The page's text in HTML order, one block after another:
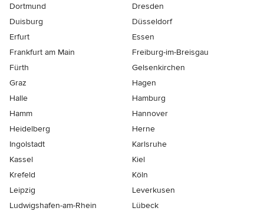
Dortmund
Dresden
Duisburg
Düsseldorf
Erfurt
Essen
Frankfurt am Main
Freiburg-im-Breisgau
Fürth
Gelsenkirchen
Graz
Hagen
Halle
Hamburg
Hamm
Hannover
Heidelberg
Herne
Ingolstadt
Karlsruhe
Kassel
Kiel
Krefeld
Köln
Leipzig
Leverkusen
Ludwigshafen-am-Rhein
Lübeck